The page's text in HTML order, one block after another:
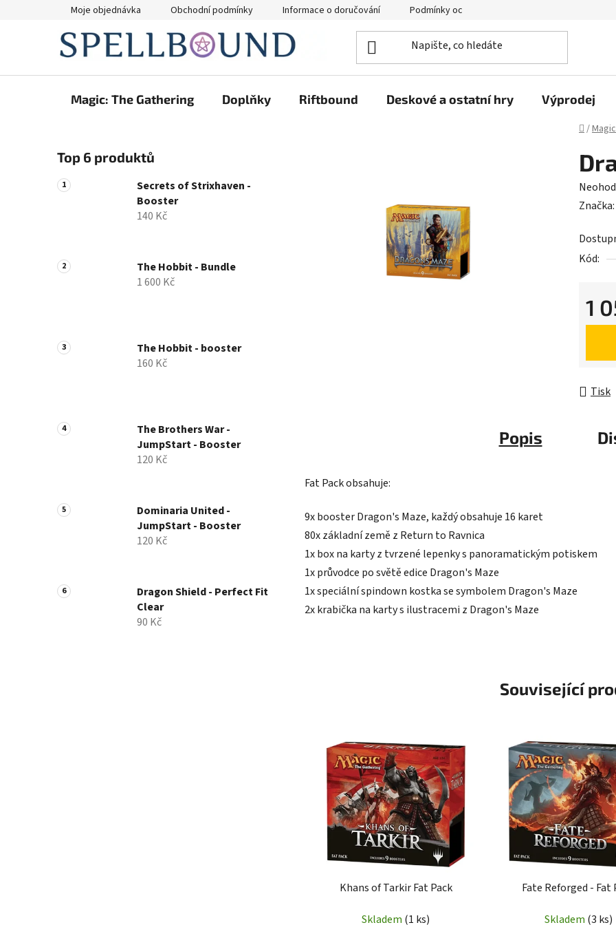
Moje objednávka Obchodní podmínky Informace o doručování Podmínky ochrany osobních údajů
Magic: The Gathering Doplňky Riftbound Deskové a ostatní hry Výprodej
Domů
/
o
s
t
n
n
e
Top 6 produktů
Secrets of Strixhaven -
Booster
140 Kč
The Hobbit - Bundle
1 600 Kč
The Hobbit - booster
160 Kč
The Brothers War -
JumpStart - Booster
120 Kč
Dominaria United -
JumpStart - Booster
120 Kč
Dragon Shield - Perfect Fit
Clear
90 Kč
je
0,0
Značka:
Kód:
1
Tisk
Popis
Fat Pack obsahuje:
9x booster Dragon's Maze, každý obsahuje 16 karet
80x základní země z Return to Ravnica
1x box na karty z tvrzené lepenky s panoramatickým potiskem
1x průvodce po světě edice Dragon's Maze
1x speciální spindown kostka se symbolem Dragon's Maze
2x krabička na karty s ilustracemi z Dragon's Maze
Související
Khans of Tarkir Fat Pack
Skladem (1 ks)
Fate Reforged - Fat
Skladem (3 ks)